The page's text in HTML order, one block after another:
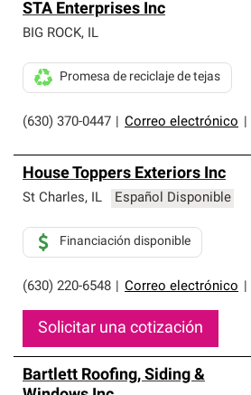
STA Enterprises Inc
BIG ROCK, IL
(630) 370-0447 Correo electrónico
Promesa de reciclaje de tejas
House Toppers Exteriors Inc
St Charles, IL Español Disponible
(630) 220-6548 Correo electrónico
Financiación disponible
Solicitar una cotización
Bartlett Roofing, Siding &